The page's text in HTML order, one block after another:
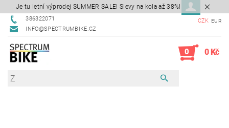
Je tu letní výprodej SUMMER SALE! Slevy na kola až 38%!
386322071
INFO@SPECTRUMBIKE.CZ
CZK EUR
0 0 Kč